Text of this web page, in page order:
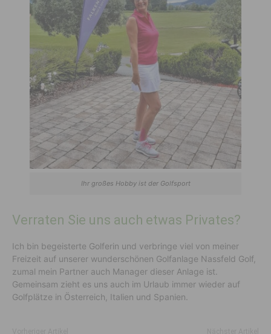
Ihr großes Hobby ist der Golfsport
Verraten Sie uns auch etwas Privates?
Ich bin begeisterte Golferin und verbringe viel von meiner
Freizeit auf unserer wunderschönen Golfanlage Nassfeld Golf,
zumal mein Partner auch Manager dieser Anlage ist.
Gemeinsam zieht es uns auch im Urlaub immer wieder auf
Golfplätze in Österreich, Italien und Spanien.